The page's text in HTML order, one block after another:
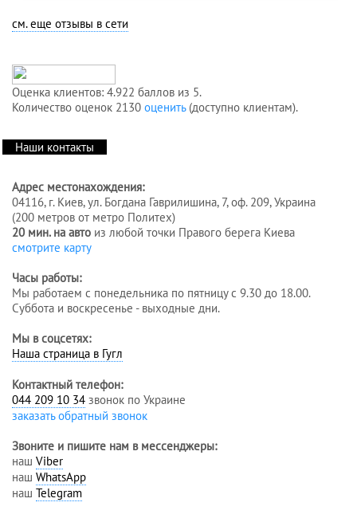
см. еще отзывы в сети
Оценка клиентов: 4.922 баллов из 5.
Количество оценок 2130 оценить(доступно клиентам).
Наши контакты
Адрес местонахождения:
04116, г. Киев, ул. Богдана Гаврилишина, 7, оф. 209, Украина
(200 метров от метро Политех)
20 мин. на авто из любой точки Правого берега Киева
смотрите карту
Часы работы:
Мы работаем с понедельника по пятницу с 9.30 до 18.00.
Суббота и воскресенье - выходные дни.
Мы в соцсетях:
Наша страница в Гугл
Контактный телефон:
044 209 10 34 звонок по Украине
заказать обратный звонок
Звоните и пишите нам в мессенджеры:
наш Viber
наш WhatsApp
наш Telegram